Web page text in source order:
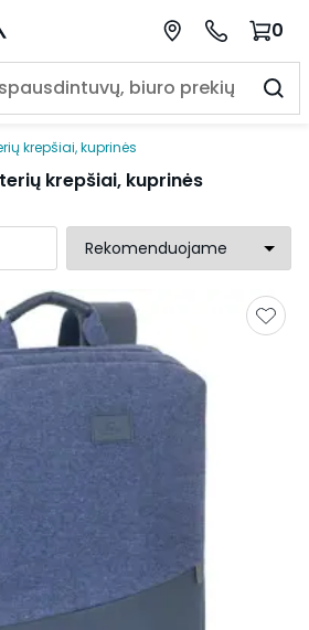
0
krepšiai, kuprinės
krepšiai, kuprinės